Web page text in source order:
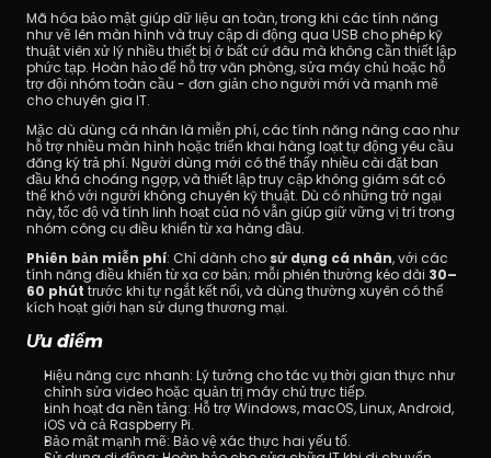
Mã hóa bảo mật giúp dữ liệu an toàn, trong khi các tính năng
như vẽ lên màn hình và truy cập di động qua USB cho phép kỹ
thuật viên xử lý nhiều thiết bị ở bất cứ đâu mà không cần thiết lập
phức tạp. Hoàn hảo để hỗ trợ văn phòng, sửa máy chủ hoặc hỗ
trợ đội nhóm toàn cầu - đơn giản cho người mới và mạnh mẽ
cho chuyên gia IT.
Mặc dù dùng cá nhân là miễn phí, các tính năng nâng cao như
hỗ trợ nhiều màn hình hoặc triển khai hàng loạt tự động yêu cầu
đăng ký trả phí. Người dùng mới có thể thấy nhiều cài đặt ban
đầu khá choáng ngợp, và thiết lập truy cập không giám sát có
thể khó với người không chuyên kỹ thuật. Dù có những trở ngại
này, tốc độ và tính linh hoạt của nó vẫn giúp giữ vững vị trí trong
nhóm công cụ điều khiển từ xa hàng đầu.
Phiên bản miễn phí: Chỉ dành cho sử dụng cá nhân, với các
tính năng điều khiển từ xa cơ bản; mỗi phiên thường kéo dài 30–
60 phút trước khi tự ngắt kết nối, và dùng thường xuyên có thể
kích hoạt giới hạn sử dụng thương mại.
Ưu điểm
Hiệu năng cực nhanh: Lý tưởng cho tác vụ thời gian thực như
chỉnh sửa video hoặc quản trị máy chủ trực tiếp.
Linh hoạt đa nền tảng: Hỗ trợ Windows, macOS, Linux, Android,
iOS và cả Raspberry Pi.
Bảo mật mạnh mẽ: Bảo vệ xác thực hai yếu tố.